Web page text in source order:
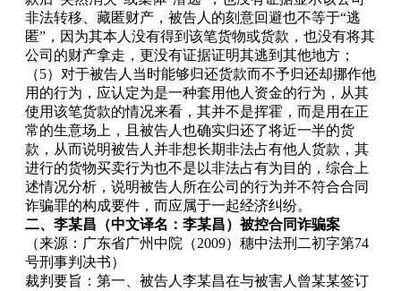
非法转移、藏匿财产，被告人的刻意回避也不等于“逃
匿”，因为其本人没有得到该笔货物或货款，也没有将其
公司的财产拿走，更没有证据证明其逃到其他地方；
（5）对于被告人当时能够归还货款而不予归还却挪作他
用的行为，应认定为是一种套用他人资金的行为，从其
使用该笔货款的情况来看，其并不是挥霍，而是用在正
常的生意场上，且被告人也确实归还了将近一半的货
款，从而说明被告人并非想长期非法占有他人货款，其
进行的货物买卖行为也不是以非法占有为目的，综合上
述情况分析，说明被告人所在公司的行为并不符合合同
诈骗罪的构成要件，而应属于一起经济纠纷。
二、李某昌（中文译名：李某昌）被控合同诈骗案
（来源：广东省广州中院（2009）穗中法刑二初字第74
号刑事判决书）
裁判要旨：第一、被告人李某昌在与被害人曾某某签订